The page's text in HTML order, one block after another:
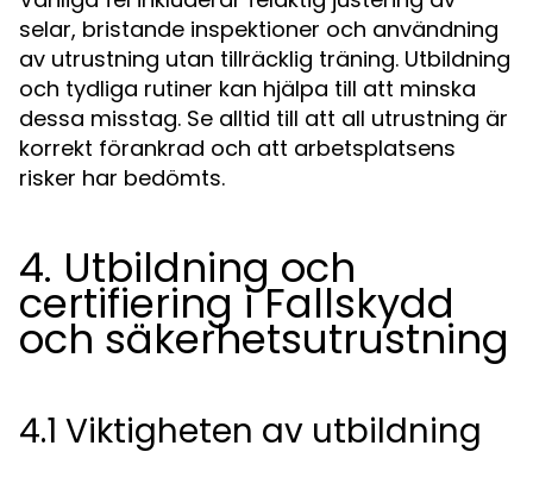
selar, bristande inspektioner och användning
av utrustning utan tillräcklig träning. Utbildning
och tydliga rutiner kan hjälpa till att minska
dessa misstag. Se alltid till att all utrustning är
korrekt förankrad och att arbetsplatsens
risker har bedömts.
4. Utbildning och
certifiering i Fallskydd
och säkerhetsutrustning
4.1 Viktigheten av utbildning